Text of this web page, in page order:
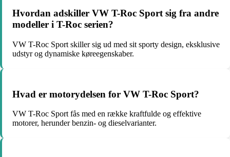
Hvordan adskiller VW T-Roc Sport sig fra andre
modeller i T-Roc serien?
VW T-Roc Sport skiller sig ud med sit sporty design, eksklusive
udstyr og dynamiske køreegenskaber.
Hvad er motorydelsen for VW T-Roc Sport?
VW T-Roc Sport fås med en række kraftfulde og effektive
motorer, herunder benzin- og dieselvarianter.